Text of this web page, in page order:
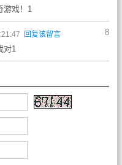
游戏！1
8
回复该留言
对1